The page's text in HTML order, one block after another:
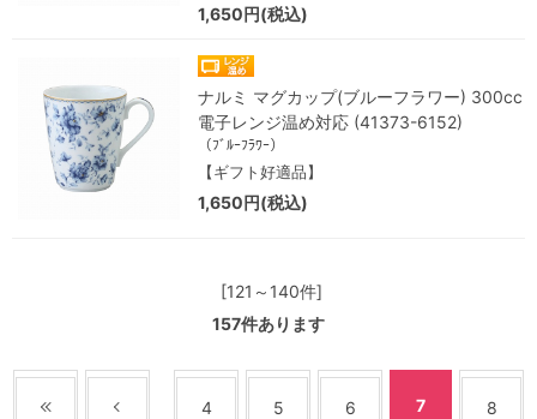
1,650円(税込)
ナルミ マグカップ(ブルーフラワー) 300cc
電子レンジ温め対応 (41373-6152)
（ﾌﾞﾙｰﾌﾗﾜｰ）
【ギフト好適品】
1,650円(税込)
[121～140件]
157件あります
4 5 6 7 8